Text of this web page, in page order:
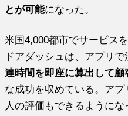
とが可能になった。
米国4,000都市でサービス
ドアダッシュは、アプリで
達時間を即座に算出して顧
な成功を収めている。ア
人の評価もできるようにな